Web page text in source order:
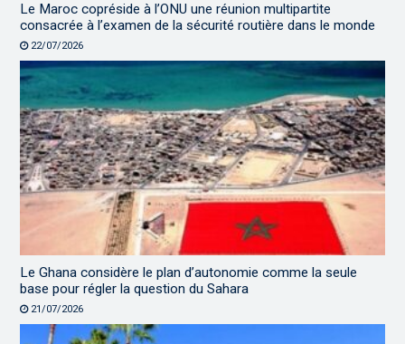
Le Maroc copréside à l’ONU une réunion multipartite
consacrée à l’examen de la sécurité routière dans le monde
22/07/2026
Le Ghana considère le plan d’autonomie comme la seule
base pour régler la question du Sahara
21/07/2026